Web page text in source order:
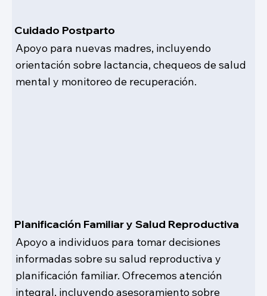
Cuidado Postparto
Apoyo para nuevas madres, incluyendo
orientación sobre lactancia, chequeos de salud
mental y monitoreo de recuperación.
Planificación Familiar y Salud Reproductiva
Apoyo a individuos para tomar decisiones
informadas sobre su salud reproductiva y
planificación familiar. Ofrecemos atención
integral, incluyendo asesoramiento sobre